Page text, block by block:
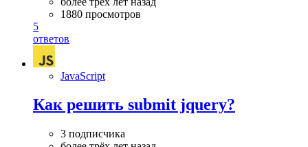
1880 просмотров
5
ответов
JavaScript
Как решить submit jquery?
3 подписчика